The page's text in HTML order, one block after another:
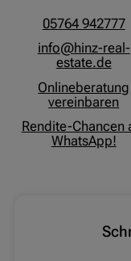
05764 942777
info@hinz-real-
estate.de
Onlineberatung
vereinbaren
Rendite-Chancen
WhatsApp!